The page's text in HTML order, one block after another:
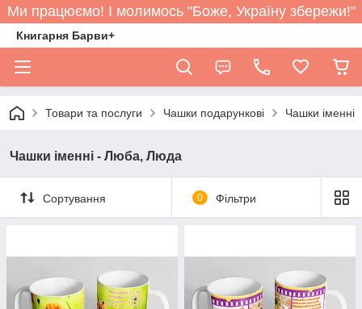
Ми працюємо! І молимось "Боже, Україну збережи!"
Книгарня Барви+
Товари та послуги Чашки подарункові Чашки іменні
Чашки іменні - Люба, Люда
Сортування 0 Фільтри